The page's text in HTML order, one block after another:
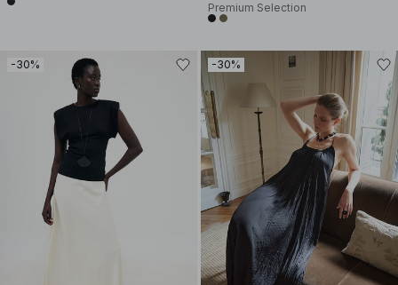
Premium Selection
-30% -30%